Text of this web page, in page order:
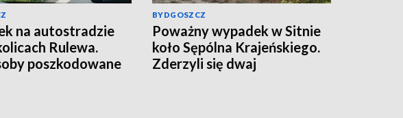
na autostradzie
Rulewa.
poszkodowane
BYDGOSZCZ
Poważny wypadek w Sitnie
koło Sępólna Krajeńskiego.
Zderzyli się dwaj